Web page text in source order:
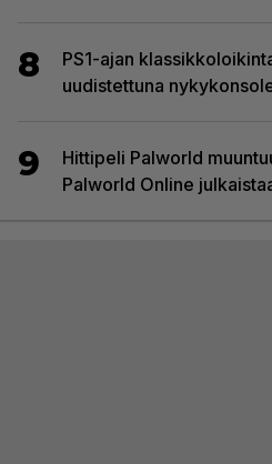
8
PS1-ajan
uudistettuna
9
Hittipeli Palworld
Palworld Online